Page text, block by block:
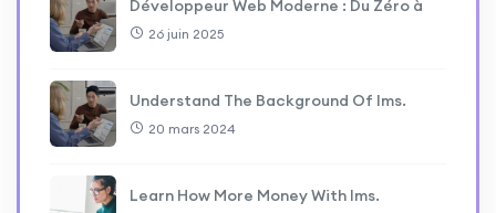
Développeur Web Moderne : Du Zéro à
26 juin 2025
Understand The Background Of lms.
20 mars 2024
Learn How More Money With lms.